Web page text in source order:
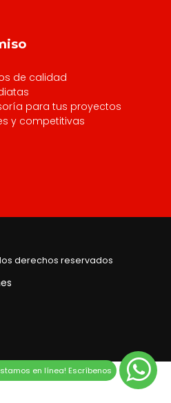
en línea! Escríbenos
de calidad
para tus proyectos
y competitivas
los derechos reservados